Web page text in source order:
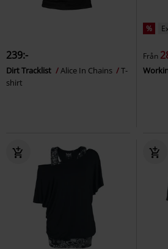
239:-
Dirt Tracklist Alice In Chains
T-
shirt
%
Från